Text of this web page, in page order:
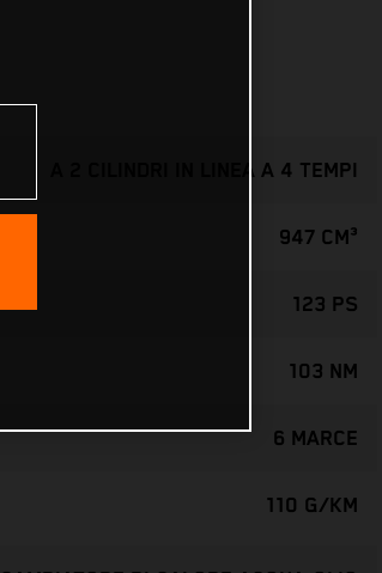
A 2 CILINDRI IN LINEA A 4 TEMPI
947 CM³
123 PS
103 NM
6 MARCE
110 G/KM